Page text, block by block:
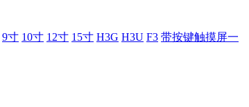
9寸 10寸 12寸 15寸 H3G H3U F3 带按键触摸屏一